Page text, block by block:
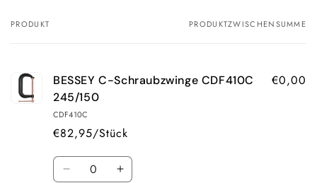
Ihr
PRODUKT PRODUKTZWISCHENSUMME
BESSEY C-Schraubzwinge CDF410C
245/150
CDF410C
€82,95/Stück
€0,00
Anzahl
VerringernErhöhen